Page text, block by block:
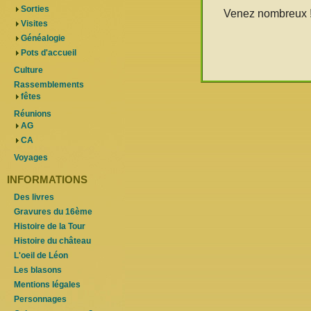
Venez nombreux
Sorties
Visites
Généalogie
Pots d'accueil
Culture
Rassemblements
fêtes
Réunions
AG
CA
Voyages
INFORMATIONS
Des livres
Gravures du 16ème
Histoire de la Tour
Histoire du château
L'oeil de Léon
Les blasons
Mentions légales
Personnages